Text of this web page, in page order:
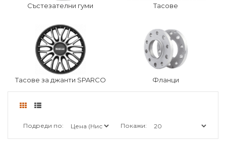
Състезателни гуми Тасове
Тасове за джанти SPARCO Фланци
Подреди по: Покажи: